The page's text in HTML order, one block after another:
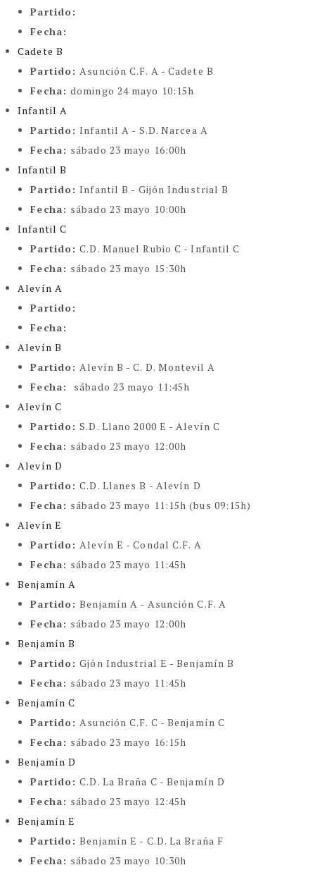
Partido:
Fecha:
Cadete B
Partido:Asunción C.F. A - Cadete B
Fecha:domingo 24 mayo 10:15h
Infantil A
Partido:Infantil A - S.D. Narcea A
Fecha: sábado 23 mayo 16:00h
Infantil B
Partido:Infantil B - Gijón Industrial B
Fecha: sábado 23 mayo 10:00h
Infantil C
Partido:C.D. Manuel Rubio C - Infantil C
Fecha: sábado 23 mayo 15:30h
Alevín A
Partido:
Fecha:
Alevín B
Partido:Alevín B - C. D. Montevil A
Fecha:
sábado 23 mayo 11:45h
Alevín C
Partido:S.D. Llano 2000 E - Alevín C
Fecha: sábado 23 mayo 12:00h
Alevín D
Partido:C.D. Llanes B - Alevín D
Fecha: sábado 23 mayo 11:15h (bus 09:15h)
Alevín E
Partido:Alevín E - Condal C.F. A
Fecha: sábado 23 mayo 11:45h
Benjamín A
Partido:Benjamín A - Asunción C.F. A
Fecha: sábado 23 mayo 12:00h
Benjamín B
Partido:Gjón Industrial E - Benjamín B
Fecha: sábado 23 mayo 11:45h
Benjamín C
Partido:Asunción C.F. C - Benjamín C
Fecha: sábado 23 mayo 16:15h
Benjamín D
Partido:C.D. La Braña C - Benjamín D
Fecha: sábado 23 mayo 12:45h
Benjamín E
Partido:Benjamín E - C.D. La Braña F
Fecha: sábado 23 mayo 10:30h